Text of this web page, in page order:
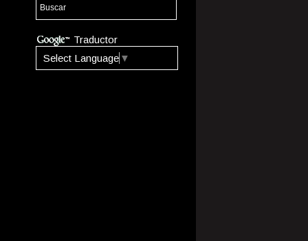
Traductor
Select Language ▼